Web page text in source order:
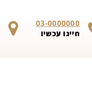
03-0000000
חייגו עכשיו